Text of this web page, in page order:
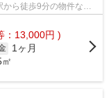
から徒歩9分の物件な
：13,000円 )
1ヶ月